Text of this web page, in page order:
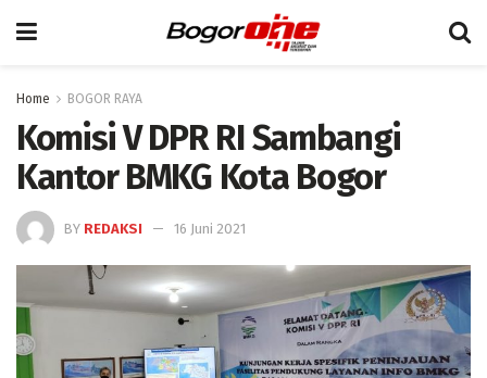
Home BOGOR RAYA
Komisi V DPR RI Sambangi
Kantor BMKG Kota Bogor
BY REDAKSI 16 Juni 2021